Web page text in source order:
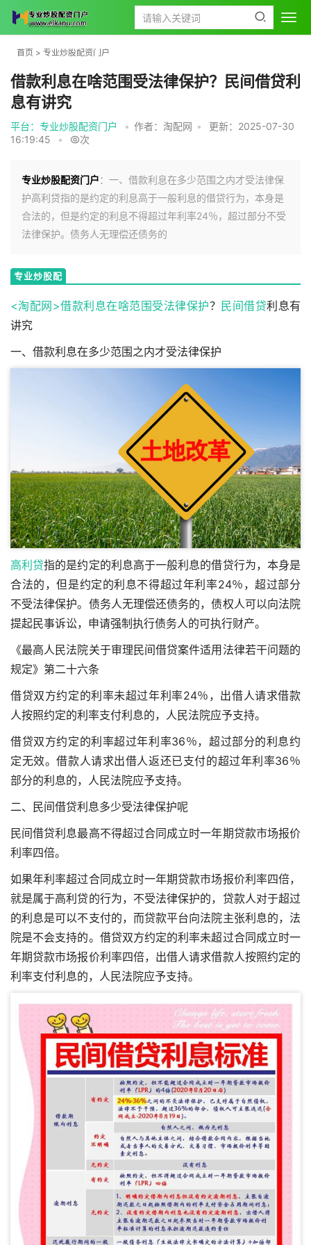
首页 > 专业炒股配资门户
借款利息在啥范围受法律保护？民间借贷利
息有讲究
平台：专业炒股配资门户 • 作者：淘配网 •
更新：2025-07-30
16:19:45
• 次
专业炒股配资门户：一、借款利息在多少范围之内才受法律保
护高利贷指的是约定的利息高于一般利息的借贷行为，本身是
合法的，但是约定的利息不得超过年利率24％，超过部分不受
法律保护。债务人无理偿还债务的
专业炒股配
<淘配网>借款利息在啥范围受法律保护？ 民间借贷利息有
讲究
一、借款利息在多少范围之内才受法律保护
高利贷指的是约定的利息高于一般利息的借贷行为，本身是
合法的，但是约定的利息不得超过年利率24％，超过部分
不受法律保护。债务人无理偿还债务的，债权人可以向法院
提起民事诉讼，申请强制执行债务人的可执行财产。
《最高人民法院关于审理民间借贷案件适用法律若干问题的
规定》第二十六条
借贷双方约定的利率未超过年利率24％，出借人请求借款
人按照约定的利率支付利息的，人民法院应予支持。
借贷双方约定的利率超过年利率36％，超过部分的利息约
定无效。借款人请求出借人返还已支付的超过年利率36％
部分的利息的，人民法院应予支持。
二、民间借贷利息多少受法律保护呢
民间借贷利息最高不得超过合同成立时一年期贷款市场报价
利率四倍。
如果年利率超过合同成立时一年期贷款市场报价利率四倍，
就是属于高利贷的行为，不受法律保护的，贷款人对于超过
的利息是可以不支付的，而贷款平台向法院主张利息的，法
院是不会支持的。借贷双方约定的利率未超过合同成立时一
年期贷款市场报价利率四倍，出借人请求借款人按照约定的
利率支付利息的，人民法院应予支持。